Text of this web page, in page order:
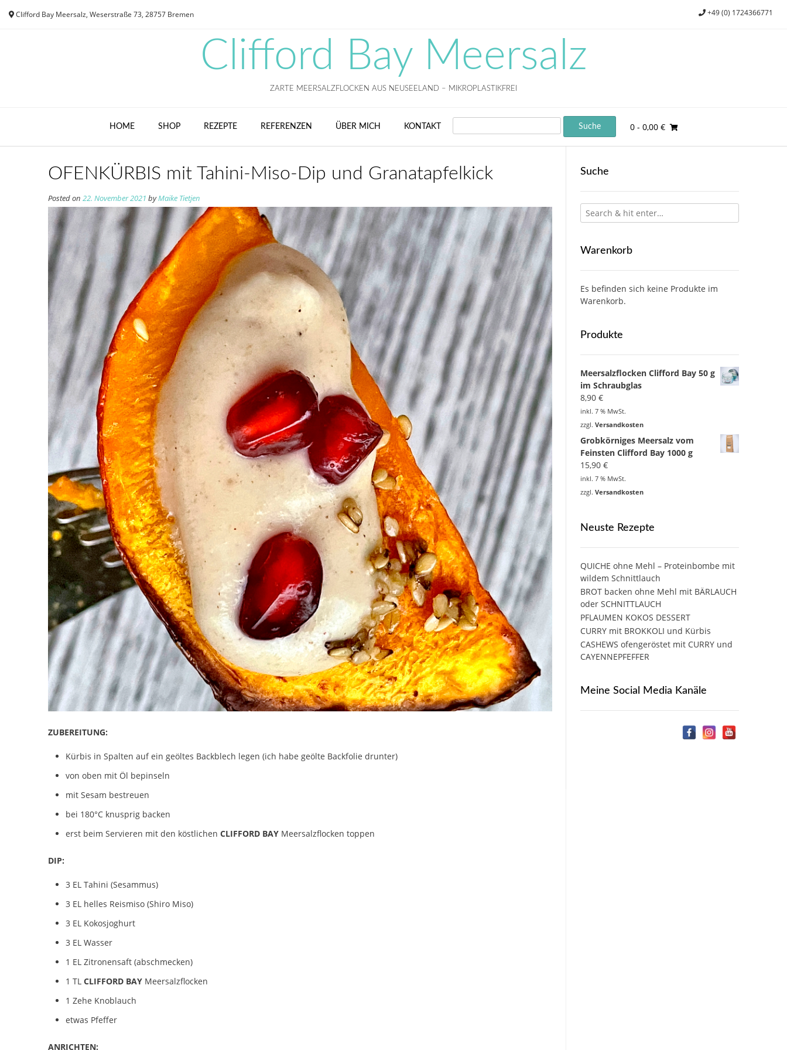
Clifford Bay Meersalz, Weserstraße 73, 28757 Bremen +49 (0) 1724366771
Clifford Bay Meersalz
ZARTE MEERSALZFLOCKEN AUS NEUSEELAND – MIKROPLASTIKFREI
HOME SHOP REZEPTE REFERENZEN ÜBER MICH KONTAKT SEARCH 0- 0,00 €
OFENKÜRBIS mit Tahini-Miso-Dip und Granatapfelkick
Posted on 22. November 2021 byMaike Tietjen
ZUBEREITUNG:
Kürbis in Spalten auf ein geöltes Backblech legen (ich habe geölte Backfolie drunter)
von oben mit Öl bepinseln
mit Sesam bestreuen
bei 180°C knusprig backen
erst beim Servieren mit den köstlichen CLIFFORD BAY Meersalzflocken toppen
DIP:
3 EL Tahini (Sesammus)
3 EL helles Reismiso (Shiro Miso)
3 EL Kokosjoghurt
3 EL Wasser
1 EL Zitronensaft (abschmecken)
1 TL CLIFFORD BAY Meersalzflocken
1 Zehe Knoblauch
etwas Pfeffer
ANRICHTEN:
Suche
Warenkorb
Es befinden sich keine Produkte im
Warenkorb.
Produkte
Meersalzflocken Clifford Bay 50 g
im Schraubglas
8,90 €
inkl. 7 % MwSt.
zzgl. Versandkosten
Grobkörniges Meersalz vom
Feinsten Clifford Bay 1000 g
15,90 €
inkl. 7 % MwSt.
zzgl. Versandkosten
Neuste Rezepte
QUICHE ohne Mehl – Proteinbombe mit
wildem Schnittlauch
BROT backen ohne Mehl mit BÄRLAUCH
oder SCHNITTLAUCH
PFLAUMEN KOKOS DESSERT
CURRY mit BROKKOLI und Kürbis
CASHEWS ofengeröstet mit CURRY und
CAYENNEPFEFFER
Meine Social Media Kanäle